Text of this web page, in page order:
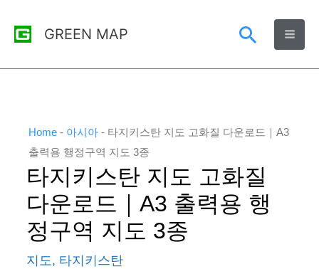
GREEN MAP
검
색
Home - 아시아 - 타지키스탄 지도 고화질 다운로드｜A3
출력용 행정구역 지도 3종
타지키스탄 지도 고화질
다운로드｜A3 출력용 행
정구역 지도 3종
지도, 타지키스탄